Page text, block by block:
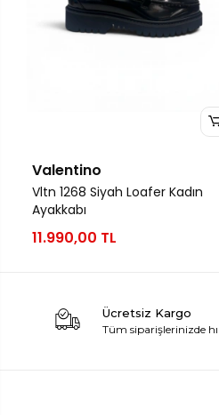
Valentino
Vltn 1268 Siyah Loafer Kadın
Ayakkabı
11.990,00 TL
Ücretsiz Kargo
Tüm siparişlerinizde